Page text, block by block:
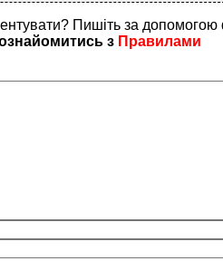
Пишіть за
з Правилами